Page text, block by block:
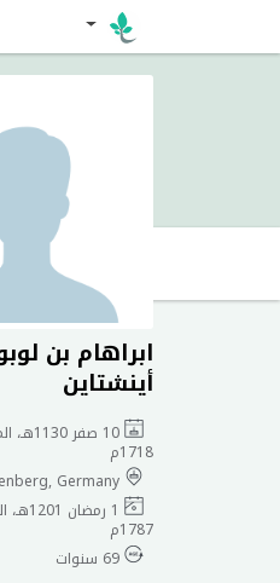
ابراهام بن
أينشتاين
1718م
1787م